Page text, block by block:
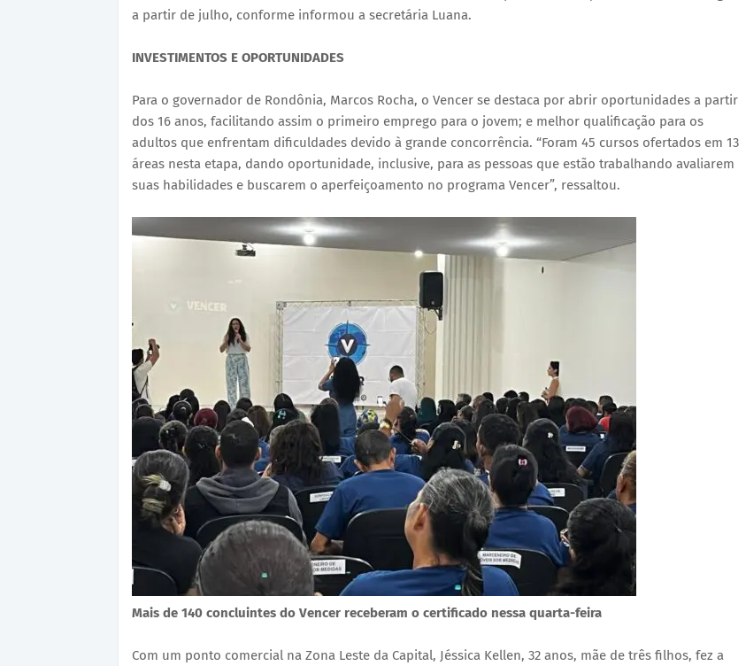
a partir de julho, conforme informou a secretária Luana.
INVESTIMENTOS E OPORTUNIDADES
Para o governador de Rondônia, Marcos Rocha, o Vencer se destaca por abrir oportunidades a partir
dos 16 anos, facilitando assim o primeiro emprego para o jovem; e melhor qualificação para os
adultos que enfrentam dificuldades devido à grande concorrência. “Foram 45 cursos ofertados em 13
áreas nesta etapa, dando oportunidade, inclusive, para as pessoas que estão trabalhando avaliarem
suas habilidades e buscarem o aperfeiçoamento no programa Vencer”, ressaltou.
Mais de 140 concluintes do Vencer receberam o certificado nessa quarta-feira
Com um ponto comercial na Zona Leste da Capital, Jéssica Kellen, 32 anos, mãe de três filhos, fez a